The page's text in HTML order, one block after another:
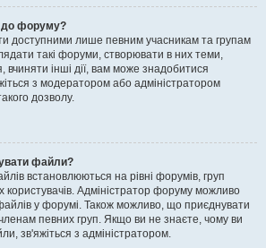
до форуму?
доступними лише певним учасникам та групам
такі форуми, створювати в них теми,
інші дії, вам може знадобитися
з модератором або адміністратором
дозволу.
файли?
встановлюються на рівні форумів, груп
користувачів. Адміністратор форуму можливо
у форумі. Також можливо, що приєднувати
певних груп. Якщо ви не знаєте, чому ви
зв'яжіться з адміністратором.